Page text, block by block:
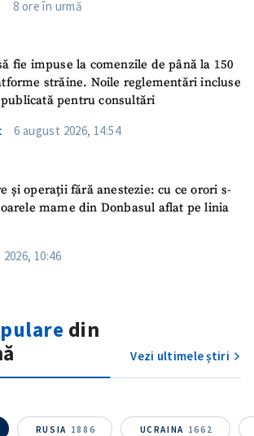
8 ore în urmă
fie impuse la comenzile de până la 150
străine. Noile reglementări incluse
pentru consultări
6 august 2026, 14:54
și operații fără anestezie: cu ce orori s-
mame din Donbasul aflat pe linia
10:46
din
Vezi ultimele știri
RUSIA 1886 UCRAINA 1662
meu
personal
ȘTIREA